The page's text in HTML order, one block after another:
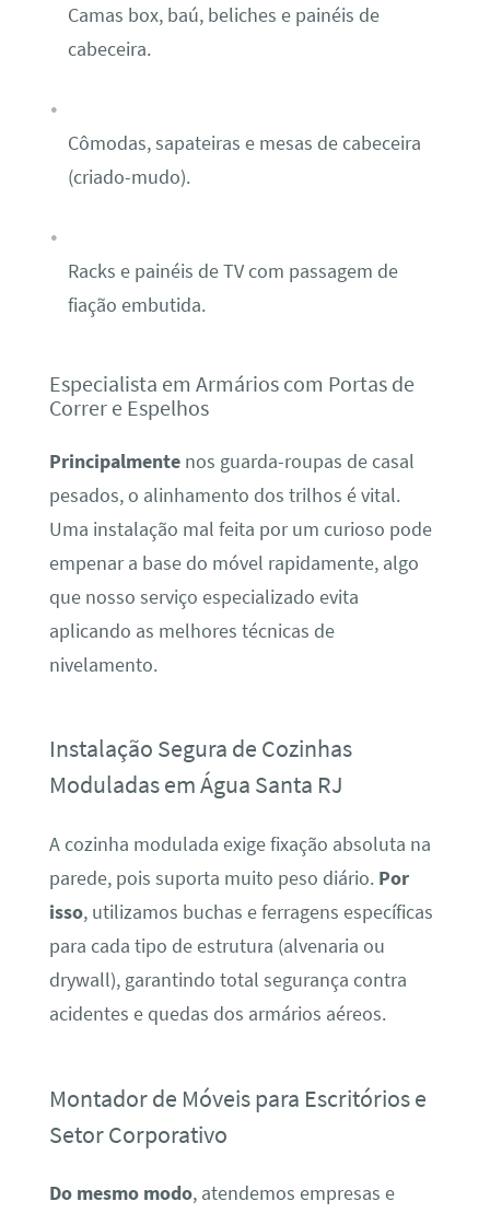
Camas box, baú, beliches e painéis de
cabeceira.
Cômodas, sapateiras e mesas de cabeceira
(criado-mudo).
Racks e painéis de TV com passagem de
fiação embutida.
Especialista em Armários com Portas de
Correr e Espelhos
Principalmentenos guarda-roupas de casal
pesados, o alinhamento dos trilhos é vital.
Uma instalação mal feita por um curioso pode
empenar a base do móvel rapidamente, algo
que nosso serviço especializado evita
aplicando as melhores técnicas de
nivelamento.
Instalação Segura de Cozinhas
Moduladas em Água Santa RJ
A cozinha modulada exige fixação absoluta na
parede, pois suporta muito peso diário. Por
isso, utilizamos buchas e ferragens específicas
para cada tipo de estrutura (alvenaria ou
drywall), garantindo total segurança contra
acidentes e quedas dos armários aéreos.
Montador de Móveis para Escritórios e
Setor Corporativo
Do mesmo modo, atendemos empresas e